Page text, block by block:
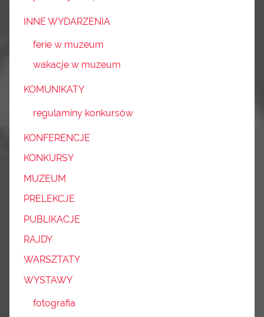
INNE WYDARZENIA
ferie w muzeum
wakacje w muzeum
KOMUNIKATY
regulaminy konkursów
KONFERENCJE
KONKURSY
MUZEUM
PRELEKCJE
PUBLIKACJE
RAJDY
WARSZTATY
WYSTAWY
fotografia